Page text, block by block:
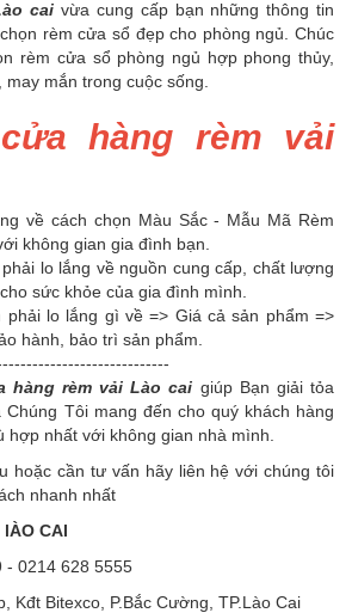
cai vừa cung cấp bạn những thông tin
rèm cửa sổ đẹp cho phòng ngủ. Chúc
rèm cửa sổ phòng ngủ hợp phong thủy,
mắn trong cuộc sống.
hàng rèm vải
về cách chọn Màu Sắc - Mẫu Mã Rèm
không gian gia đình bạn.
lo lắng về nguồn cung cấp, chất lượng
sức khỏe của gia đình mình.
phải lo lắng gì về => Giá cả sản phẩm =>
hành, bảo trì sản phẩm.
hàng rèm vải Lào cai giúp Bạn giải tỏa
Tôi mang đến cho quý khách hàng
hợp nhất với không gian nhà mình.
hoặc cần tư vấn hãy liên hệ với chúng tôi
nhanh nhất
lÀO CAI
- 0214 628 5555
Kđt Bitexco, P.Bắc Cường, TP.Lào Cai